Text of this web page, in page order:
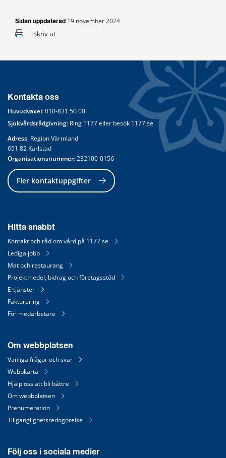
Sidan uppdaterad 19 november 2024
Skriv ut
Kontakta oss
Huvudväxel: 010-831 50 00
Sjukvårdsrådgivning: Ring 1177 eller besök 1177.se
Adress: Region Värmland
651 82 Karlstad
Organisationsnummer: 232100-0156
Fler kontaktuppgifter
Hitta snabbt
Kontakt och råd om vård på 1177.se
Lediga jobb
Mat och restaurang
Projektmedel, bidrag och företagsstöd
E-tjänster
Fakturering
För medarbetare
Om webbplatsen
Vanliga frågor och svar
Webbkarta
Hjälp oss att bli bättre
Om webbplatsen
Prenumeration
Tillgänglighetsredogörelse
Följ oss i sociala medier